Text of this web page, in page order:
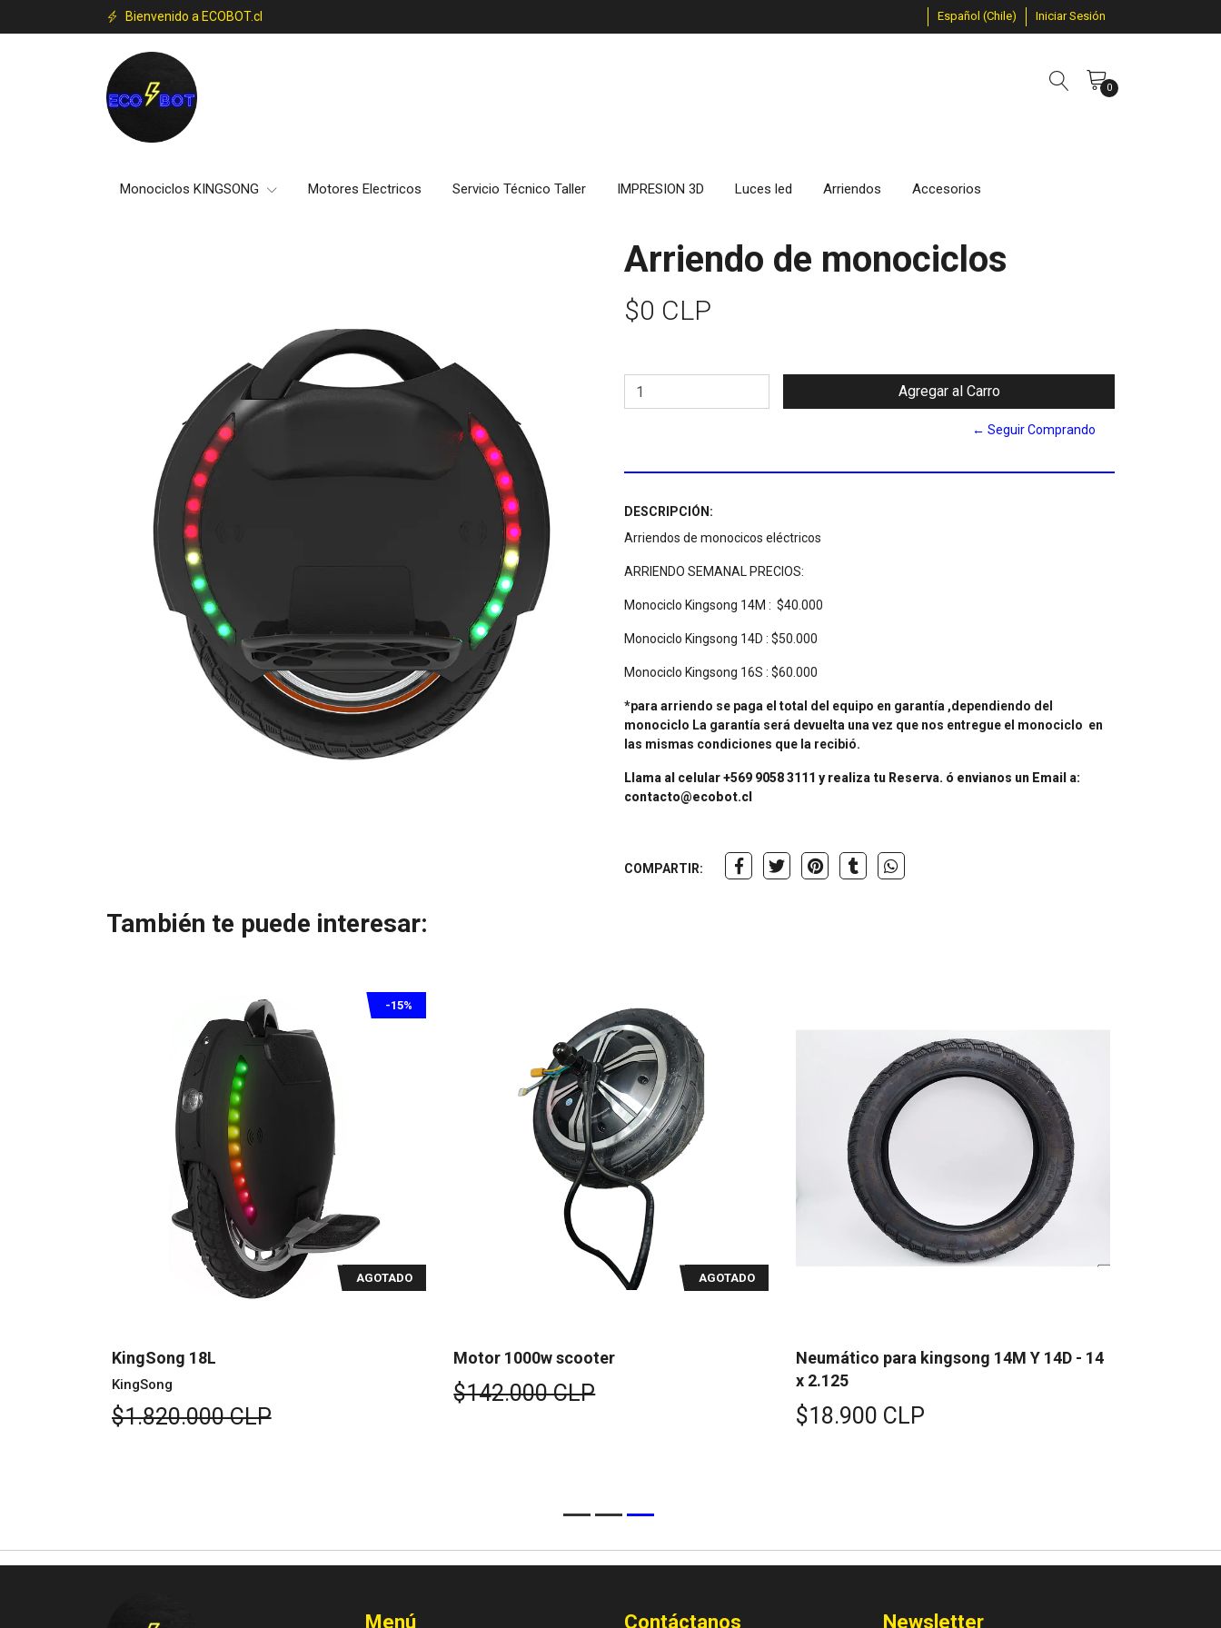
Bienvenido a ECOBOT.cl Español (Chile) Iniciar Sesión
0
Monociclos KINGSONG Motores Electricos Servicio Técnico Taller IMPRESION 3D Luces led Arriendos Accesorios
Arriendo de monociclos
$0 CLP
← Seguir Comprando
DESCRIPCIÓN:
Arriendos de monocicos eléctricos
ARRIENDO SEMANAL PRECIOS:
Monociclo Kingsong 14M : $40.000
Monociclo Kingsong 14D : $50.000
Monociclo Kingsong 16S : $60.000
*para arriendo se paga el total del equipo en garantía ,dependiendo del
monociclo La garantía será devuelta una vez que nos entregue el monociclo en
las mismas condiciones que la recibió.
Llama al celular +569 9058 3111 y realiza tu Reserva. ó envianos un Email a:
contacto@ecobot.cl
COMPARTIR:
También te puede interesar:
-15%
AGOTADO
KingSong 18L
KingSong
$1.820.000 CLP
AGOTADO
Motor 1000w scooter
$142.000 CLP
Neumático para kingsong 14M Y 14D - 14
x 2.125
$18.900 CLP
Menú Contáctanos Newsletter